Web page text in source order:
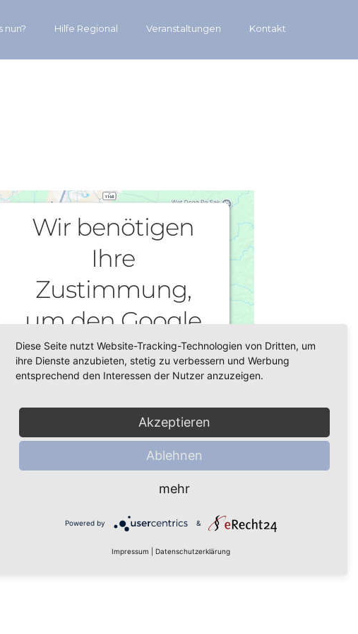
nun? Hilfe Regional Veranstaltungen Kontakt
Wir benötigen
Ihre
Zustimmung,
um den Google
Maps-Service zu
laden!
Wir verwenden einen Service eines
einzubetten. Dieser Service kann Daten zu
Ihren Aktivitäten sammeln. Bitte lesen Sie
Nutzung des Service zu, um diese Karte
Mehr Informationen
Diese Seite nutzt Website-Tracking-Technologien von Dritten, um
ihre Dienste anzubieten, stetig zu verbessern und Werbung
entsprechend den Interessen der Nutzer anzuzeigen.
Akzeptieren
Ablehnen
mehr
Powered by &
Impressum Datenschutzerklärung